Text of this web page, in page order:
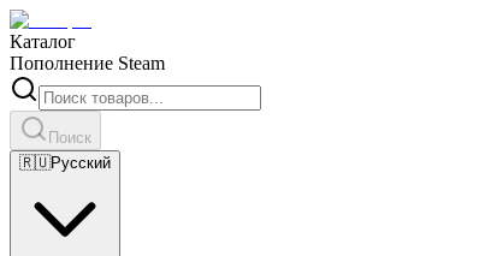
Каталог
Пополнение Steam
Поиск
🇷🇺Русский